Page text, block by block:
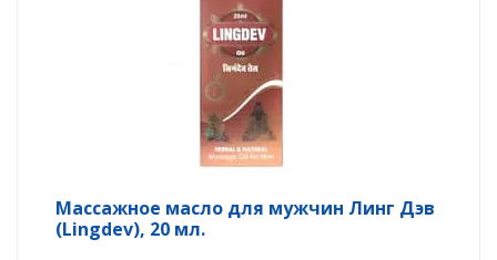
Массажное масло для мужчин Линг Дэв
(Lingdev), 20 мл.